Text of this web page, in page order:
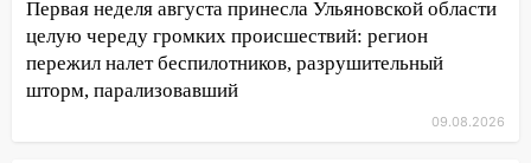
упустить
08.08.2026
20:10
Во время урагана в Ульяновске на
Волге перевернулась лодка
Первая неделя августа принесла Ульяновской области
целую череду громких происшествий: регион
пережил налет беспилотников, разрушительный
шторм, парализовавший
09.08.2026